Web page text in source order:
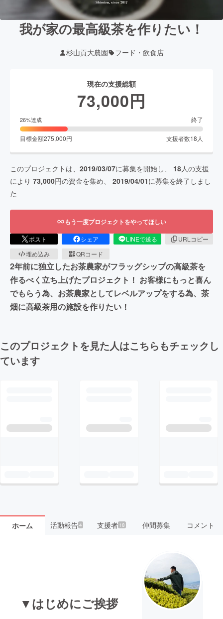
我が家の最高級茶を作りたい！
杉山貢大農園 フード・飲食店
現在の支援総額
73,000円
26%達成 終了
目標金額275,000円 支援者数18 人
このプロジェクトは、 2019/03/07に募集を開始し、 18人の支援
により 73,000円の資金を集め、 2019/04/01に募集を終了しまし
た
もう一度プロジェクトをやってほしい
ポスト シェア LINEで送る
URLコピー
埋め込み
QRコード
2年前に独立したお茶農家がフラッグシップの高級茶を
作るべく立ち上げたプロジェクト！ お客様にもっと喜ん
でもらう為、お茶農家としてレベルアップをする為、茶
畑に高級茶用の施設を作りたい！
このプロジェクトを見た人はこちらもチェックし
ています
ホーム 活動報告4 支援者 18 仲間募集 コメント
▼はじめにご挨拶